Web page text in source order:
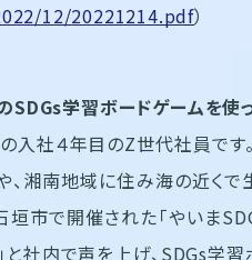
12/20221214.pdf）
SDGs学習ボードゲームを使
入社４年目のZ世代社員です
、湘南地域に住み海の近く
市で開催された「やいま
と社内で声を上げ、SDGs学